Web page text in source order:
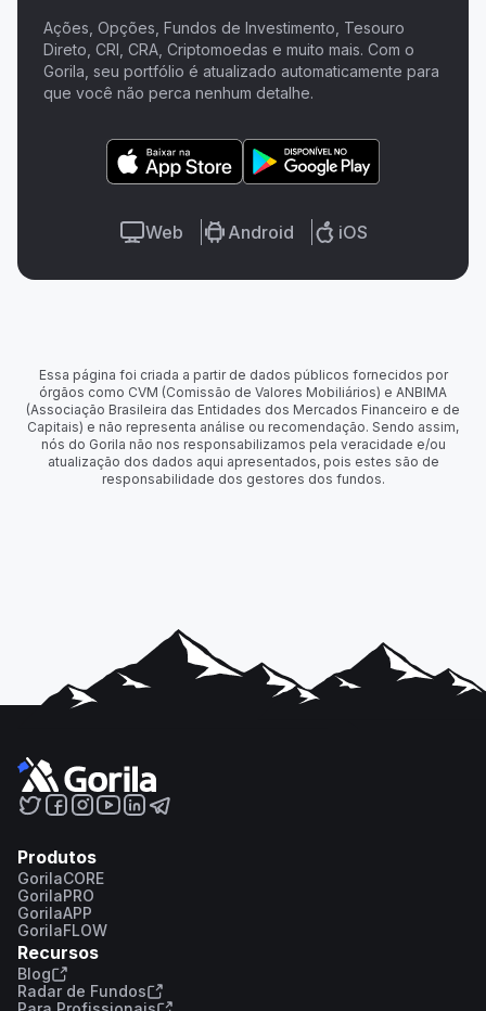
Ações, Opções, Fundos de Investimento, Tesouro
Direto, CRI, CRA, Criptomoedas e muito mais. Com o
Gorila, seu portfólio é atualizado automaticamente para
que você não perca nenhum detalhe.
Web Android iOS
Essa página foi criada a partir de dados públicos fornecidos por
órgãos como CVM (Comissão de Valores Mobiliários) e ANBIMA
(Associação Brasileira das Entidades dos Mercados Financeiro e de
Capitais) e não representa análise ou recomendação. Sendo assim,
nós do Gorila não nos responsabilizamos pela veracidade e/ou
atualização dos dados aqui apresentados, pois estes são de
responsabilidade dos gestores dos fundos.
Produtos
GorilaCORE
GorilaPRO
GorilaAPP
GorilaFLOW
Recursos
Blog
Radar de Fundos